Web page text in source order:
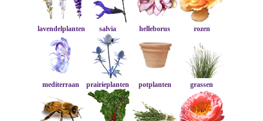
lavendelplanten salvia helleborus rozen
mediterraan prairieplanten potplanten grassen